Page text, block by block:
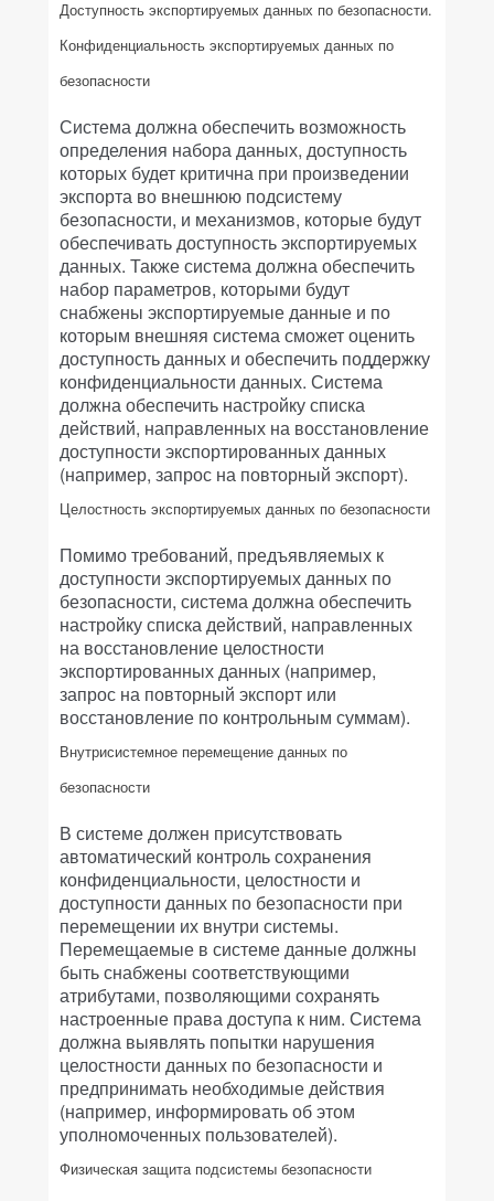
Доступность экспортируемых данных по безопасности.
Конфиденциальность экспортируемых данных по
безопасности
Система должна обеспечить возможность
определения набора данных, доступность
которых будет критична при произведении
экспорта во внешнюю подсистему
безопасности, и механизмов, которые будут
обеспечивать доступность экспортируемых
данных. Также система должна обеспечить
набор параметров, которыми будут
снабжены экспортируемые данные и по
которым внешняя система сможет оценить
доступность данных и обеспечить поддержку
конфиденциальности данных. Система
должна обеспечить настройку списка
действий, направленных на восстановление
доступности экспортированных данных
(например, запрос на повторный экспорт).
Целостность экспортируемых данных по безопасности
Помимо требований, предъявляемых к
доступности экспортируемых данных по
безопасности, система должна обеспечить
настройку списка действий, направленных
на восстановление целостности
экспортированных данных (например,
запрос на повторный экспорт или
восстановление по контрольным суммам).
Внутрисистемное перемещение данных по
безопасности
В системе должен присутствовать
автоматический контроль сохранения
конфиденциальности, целостности и
доступности данных по безопасности при
перемещении их внутри системы.
Перемещаемые в системе данные должны
быть снабжены соответствующими
атрибутами, позволяющими сохранять
настроенные права доступа к ним. Система
должна выявлять попытки нарушения
целостности данных по безопасности и
предпринимать необходимые действия
(например, информировать об этом
уполномоченных пользователей).
Физическая защита подсистемы безопасности